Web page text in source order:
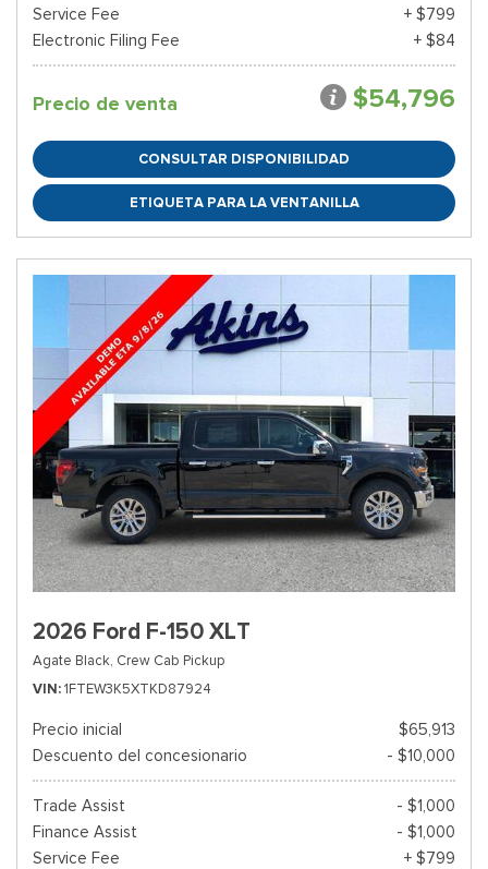
Service Fee
+ $799
Electronic Filing Fee
+ $84
Precio de venta $54,796
CONSULTAR DISPONIBILIDAD
ETIQUETA PARA LA VENTANILLA
2026 Ford F-150 XLT
Agate Black, Crew Cab Pickup
VIN 1FTEW3K5XTKD87924
Precio inicial
$65,913
Descuento del concesionario
- $10,000
Trade Assist
- $1,000
Finance Assist
- $1,000
Service Fee
+ $799